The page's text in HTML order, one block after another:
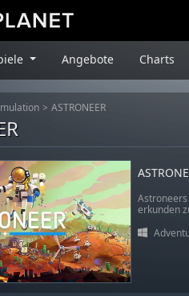
Angebote Charts
ASTRONEER
Astroneers
erkunden